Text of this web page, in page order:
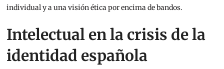
individual y a una visión ética por encima de bandos.
Intelectual en la crisis de la
identidad española